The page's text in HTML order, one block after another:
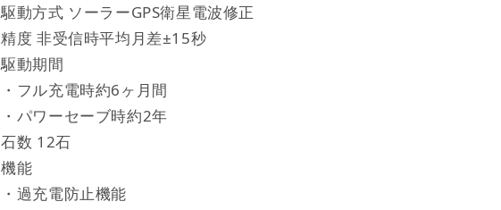
駆動方式 ソーラーGPS衛星電波修正
精度 非受信時平均月差±15秒
駆動期間
・フル充電時約6ヶ月間
・パワーセーブ時約2年
石数 12石
機能
・過充電防止機能